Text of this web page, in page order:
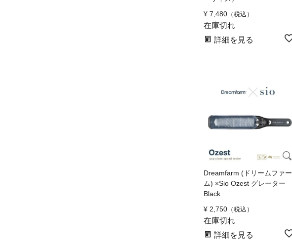
¥ 7,480 税込
在庫切れ
詳細を見る
Dreamfarm (ドリームファー
ム) ×Sio Ozest グレーター
Black
¥ 2,750 税込
在庫切れ
詳細を見る